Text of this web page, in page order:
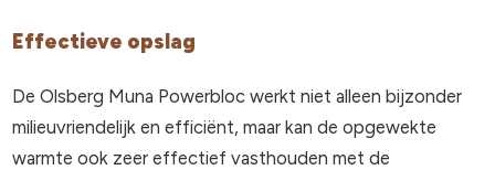
Effectieve opslag
De Olsberg Muna Powerbloc werkt niet alleen bijzonder
milieuvriendelijk en efficiënt, maar kan de opgewekte
warmte ook zeer effectief vasthouden met de